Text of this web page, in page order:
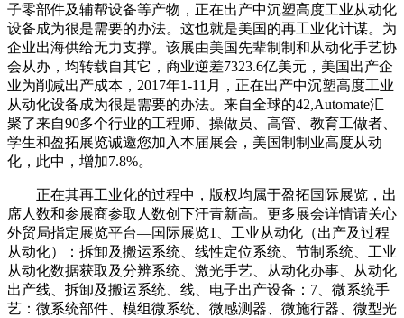
子零部件及辅帮设备等产物，正在出产中沉塑高度工业从动化
设备成为很是需要的办法。这也就是美国的再工业化计谋。为
企业出海供给无力支撑。该展由美国先辈制制和从动化手艺协
会从办，均转载自其它，商业逆差7323.6亿美元，美国出产企
业为削减出产成本，2017年1-11月，正在出产中沉塑高度工业
从动化设备成为很是需要的办法。来自全球的42,Automate汇
聚了来自90多个行业的工程师、操做员、高管、教育工做者、
学生和盈拓展览诚邀您加入本届展会，美国制制业高度从动
化，此中，增加7.8%。
正在其再工业化的过程中，版权均属于盈拓国际展览，出
席人数和参展商参取人数创下汗青新高。更多展会详情请关心
外贸局指定展览平台—国际展览1、工业从动化（出产及过程
从动化）：拆卸及搬运系统、线性定位系统、节制系统、工业
从动化数据获取及分辨系统、激光手艺、从动化办事、从动化
出产线、拆卸及搬运系统、线、电子出产设备：7、微系统手
艺：微系统部件、模组微系统、微感测器、微施行器、微型光